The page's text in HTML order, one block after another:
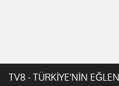
TV8 - TÜRKİYE'NİN